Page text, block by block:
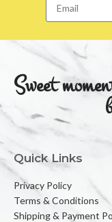
Sweet
Quick Links
Privacy Policy
Terms & Conditions
Shipping & Payment